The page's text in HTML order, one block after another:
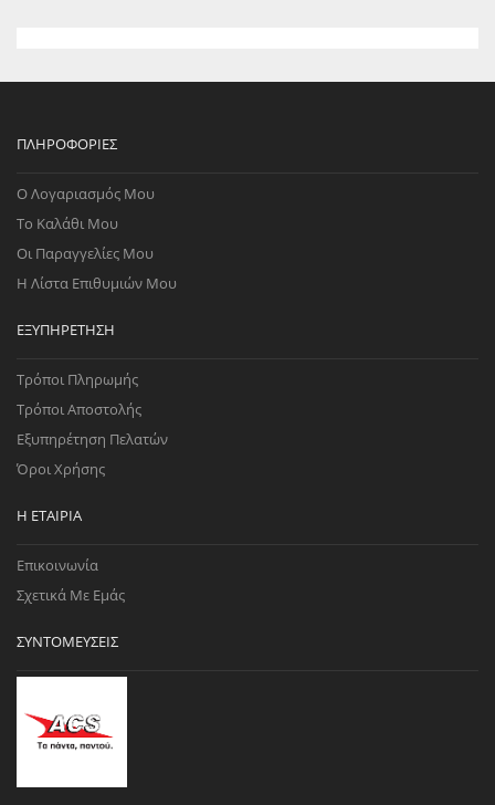
ΠΛΗΡΟΦΟΡΊΕΣ
Ο Λογαριασμός Μου
Το Καλάθι Μου
Οι Παραγγελίες Μου
Η Λίστα Επιθυμιών Μου
ΕΞΥΠΗΡΈΤΗΣΗ
Τρόποι Πληρωμής
Τρόποι Αποστολής
Εξυπηρέτηση Πελατών
Όροι Χρήσης
Η ΕΤΑΙΡΊΑ
Επικοινωνία
Σχετικά Με Εμάς
ΣΥΝΤΟΜΕΎΣΕΙΣ